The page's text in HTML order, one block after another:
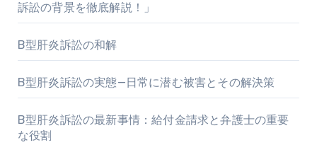
訴訟の背景を徹底解説！」
B型肝炎訴訟の和解
B型肝炎訴訟の実態—日常に潜む被害とその解決策
B型肝炎訴訟の最新事情：給付金請求と弁護士の重要
な役割